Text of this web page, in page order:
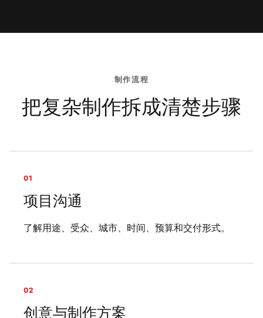
制作流程
把复杂制作拆成清楚步骤
01
项目沟通
了解用途、受众、城市、时间、预算和交付形式。
02
创意与制作方案